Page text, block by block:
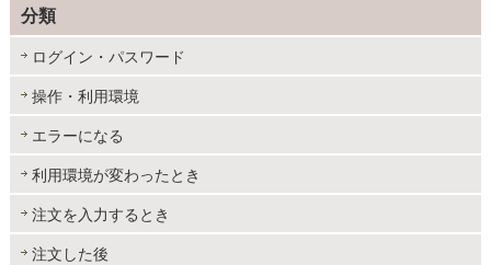
分類
ログイン・パスワード
操作・利用環境
エラーになる
利用環境が変わったとき
注文を入力するとき
注文した後